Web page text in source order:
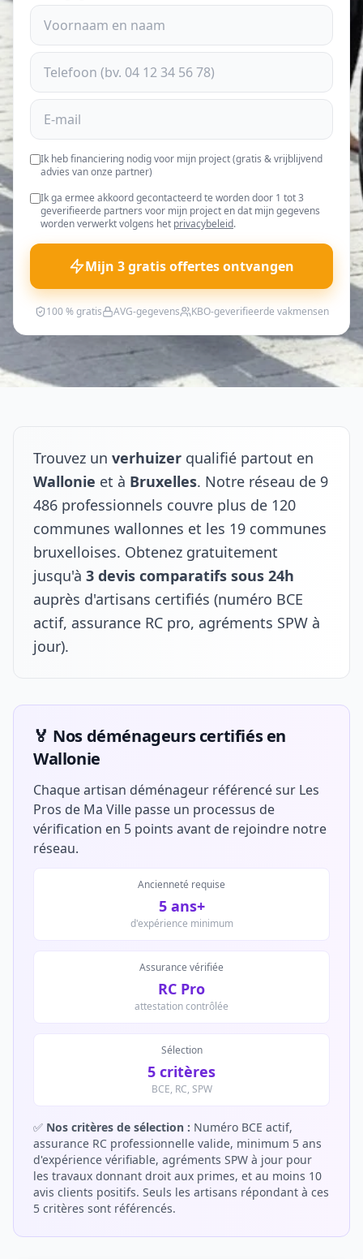
Ik heb financiering nodig voor mijn project (gratis & vrijblijvend
advies van onze partner)
Ik ga ermee akkoord gecontacteerd te worden door 1 tot 3
geverifieerde partners voor mijn project en dat mijn gegevens
worden verwerkt volgens het privacybeleid.
Mijn 3 gratis offertes ontvangen
100 % gratis AVG-gegevens KBO-geverifieerde vakmensen
Trouvez un verhuizer qualifié partout en
Wallonie et à Bruxelles. Notre réseau de 9
486 professionnels couvre plus de 120
communes wallonnes et les 19 communes
bruxelloises. Obtenez gratuitement
jusqu'à 3 devis comparatifs sous 24h
auprès d'artisans certifiés (numéro BCE
actif, assurance RC pro, agréments SPW à
jour).
🏅 Nos déménageurs certifiés en
Wallonie
Chaque artisan déménageur référencé sur Les
Pros de Ma Ville passe un processus de
vérification en 5 points avant de rejoindre notre
réseau.
Ancienneté requise
5 ans+
d'expérience minimum
Assurance vérifiée
RC Pro
attestation contrôlée
Sélection
5 critères
BCE, RC, SPW
✅ Nos critères de sélection : Numéro BCE actif,
assurance RC professionnelle valide, minimum 5 ans
d'expérience vérifiable, agréments SPW à jour pour
les travaux donnant droit aux primes, et au moins 10
avis clients positifs. Seuls les artisans répondant à ces
5 critères sont référencés.